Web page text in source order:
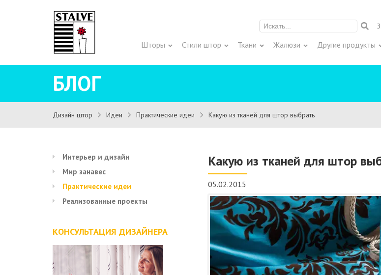
Meklēt:
Шторы Стили штор Ткани Жалюзи Другие продукты
БЛОГ
Дизайн штор Идеи Практические идеи Какyю из тканей для штор выбрать
Интерьер и дизайн
Мир занавес
Практические идеи
Реализованные проекты
КОНСУЛЬТАЦИЯ ДИЗАЙНЕРА
Какyю из тканей для штор
05.02.2015